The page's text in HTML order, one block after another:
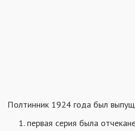
Полтинник 1924 года был
первая серия была